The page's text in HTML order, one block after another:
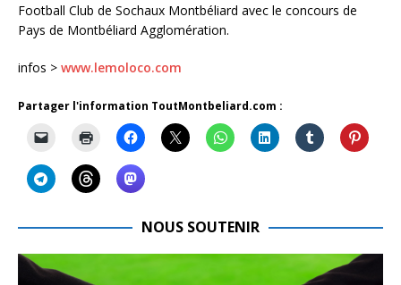
Football Club de Sochaux Montbéliard avec le concours de
Pays de Montbéliard Agglomération.
infos > www.lemoloco.com
Partager l'information ToutMontbeliard.com :
NOUS SOUTENIR